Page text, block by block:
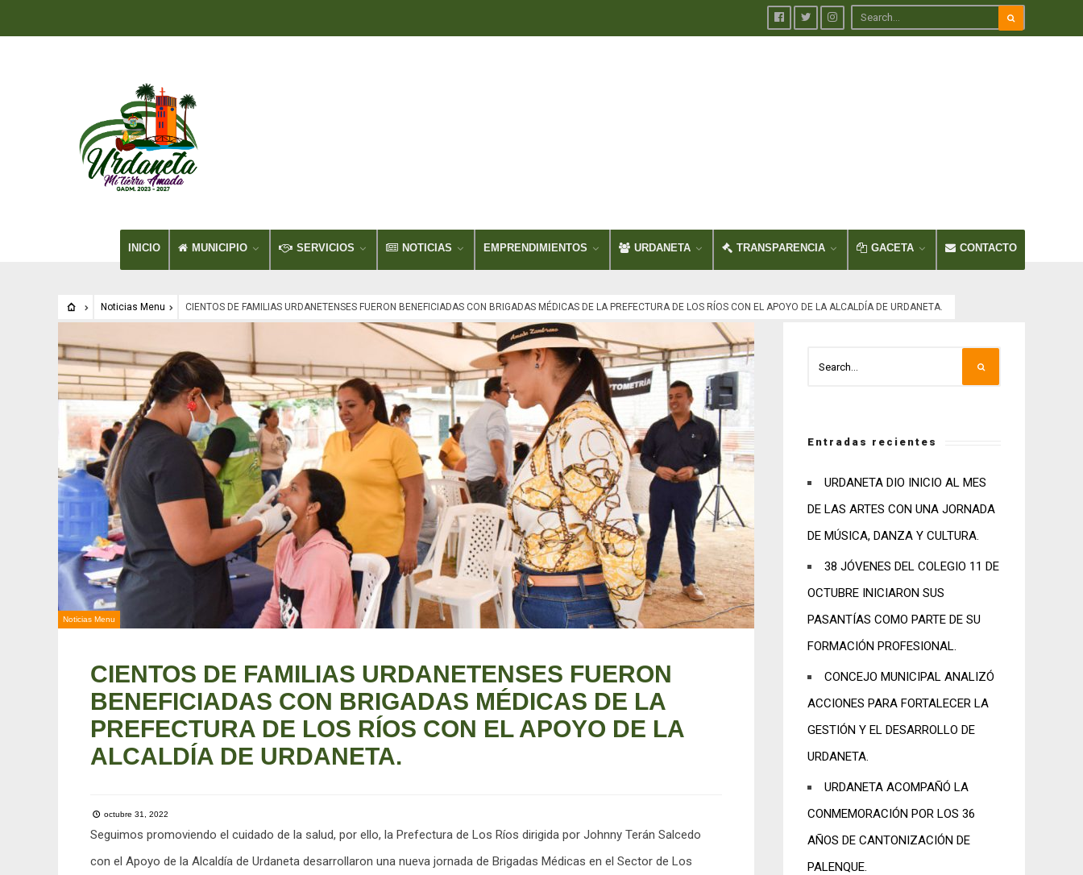
INICIO MUNICIPIO SERVICIOS NOTICIAS EMPRENDIMIENTOS URDANETA TRANSPARENCIA GACETA CONTACTO
Noticias Menu CIENTOS DE FAMILIAS URDANETENSES FUERON BENEFICIADAS CON BRIGADAS MÉDICAS DE LA PREFECTURA DE LOS RÍOS CON EL APOYO DE LA ALCALDÍA DE URDANETA.
Noticias Menu
CIENTOS DE FAMILIAS URDANETENSES FUERON
BENEFICIADAS CON BRIGADAS MÉDICAS DE LA
PREFECTURA DE LOS RÍOS CON EL APOYO DE LA
ALCALDÍA DE URDANETA.
octubre 31, 2022
Seguimos promoviendo el cuidado de la salud, por ello, la Prefectura de Los Ríos dirigida por Johnny Terán Salcedo
con el Apoyo de la Alcaldía de Urdaneta desarrollaron una nueva jornada de Brigadas Médicas en el Sector de Los
Entradas recientes
URDANETA DIO INICIO AL MES
DE LAS ARTES CON UNA JORNADA
DE MÚSICA, DANZA Y CULTURA.
38 JÓVENES DEL COLEGIO 11 DE
OCTUBRE INICIARON SUS
PASANTÍAS COMO PARTE DE SU
FORMACIÓN PROFESIONAL.
CONCEJO MUNICIPAL ANALIZÓ
ACCIONES PARA FORTALECER LA
GESTIÓN Y EL DESARROLLO DE
URDANETA.
URDANETA ACOMPAÑÓ LA
CONMEMORACIÓN POR LOS 36
AÑOS DE CANTONIZACIÓN DE
PALENQUE.